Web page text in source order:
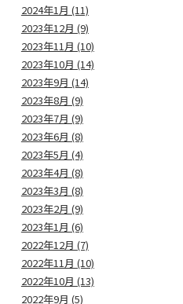
2024年1月 (11)
2023年12月 (9)
2023年11月 (10)
2023年10月 (14)
2023年9月 (14)
2023年8月 (9)
2023年7月 (9)
2023年6月 (8)
2023年5月 (4)
2023年4月 (8)
2023年3月 (8)
2023年2月 (9)
2023年1月 (6)
2022年12月 (7)
2022年11月 (10)
2022年10月 (13)
2022年9月 (5)